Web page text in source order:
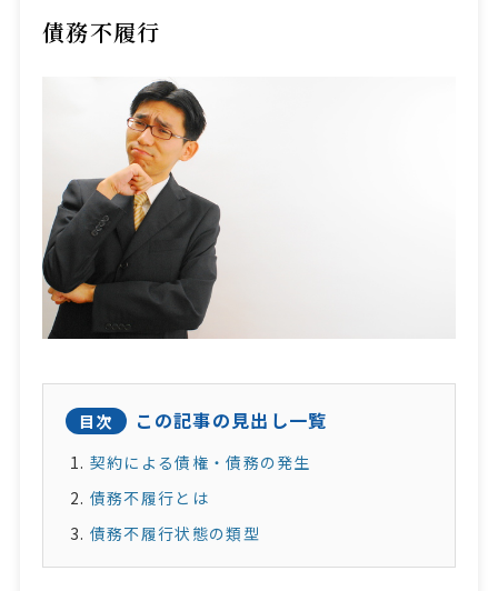
債務不履行
目次 この記事の見出し一覧
契約による債権・債務の発生
債務不履行とは
債務不履行状態の類型